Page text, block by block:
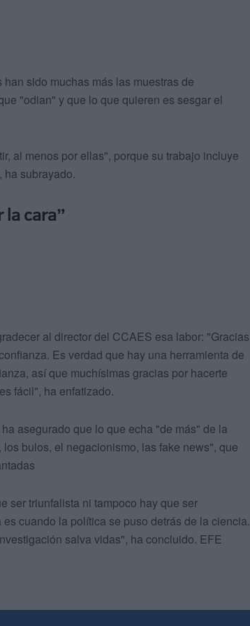
sido muchas más las muestras de
"odian" y que lo que quieren es sesgar el
al menos por ellas", porque su trabajo incluye
ha subrayado.
la cara”
al director del CCAES esa labor: "Gracias
Es verdad que hay una herramienta de
así que muchísimas gracias por hacerte
fácil", ha enfatizado.
asegurado que lo que echa "de más" de la
bulos, el negacionismo, las fake news", que
ser triunfalista ni tampoco hay que ser
cuando la política se puso detrás de la ciencia.
salva vidas", ha concluido. EFE